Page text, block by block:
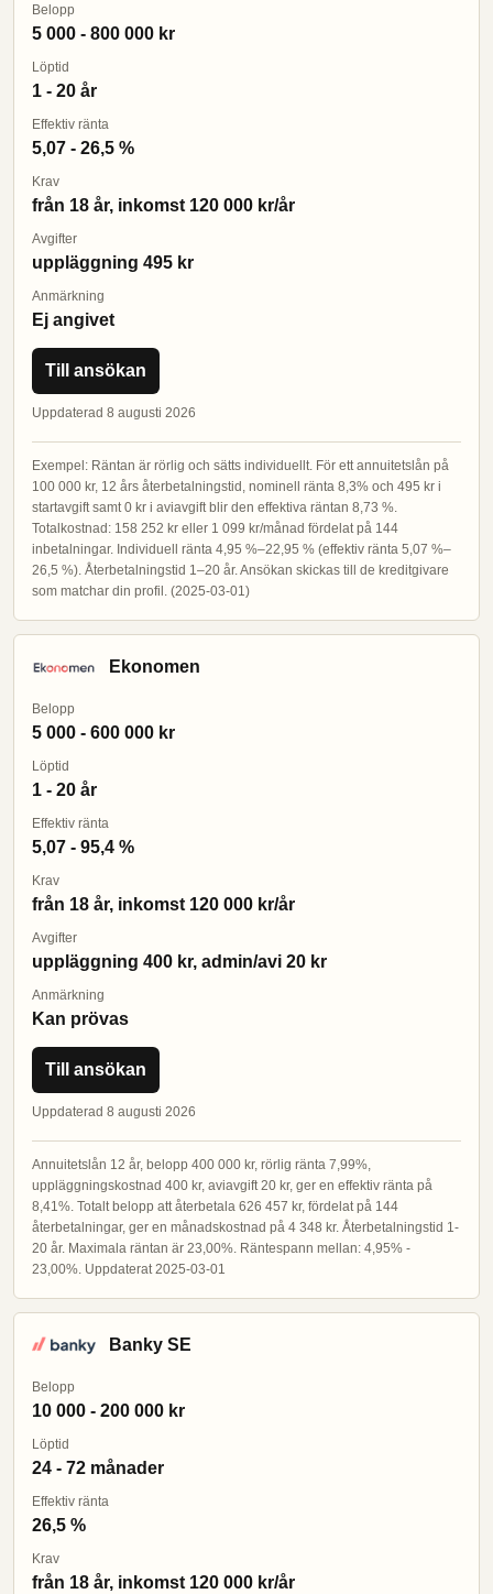
Belopp
5 000 - 800 000 kr
Löptid
1 - 20 år
Effektiv ränta
5,07 - 26,5 %
Krav
från 18 år, inkomst 120 000 kr/år
Avgifter
uppläggning 495 kr
Anmärkning
Ej angivet
Till ansökan
Uppdaterad 8 augusti 2026
Exempel: Räntan är rörlig och sätts individuellt. För ett annuitetslån på
100 000 kr, 12 års återbetalningstid, nominell ränta 8,3% och 495 kr i
startavgift samt 0 kr i aviavgift blir den effektiva räntan 8,73 %.
Totalkostnad: 158 252 kr eller 1 099 kr/månad fördelat på 144
inbetalningar. Individuell ränta 4,95 %–22,95 % (effektiv ränta 5,07 %–
26,5 %). Återbetalningstid 1–20 år. Ansökan skickas till de kreditgivare
som matchar din profil. (2025-03-01)
Ekonomen
Belopp
5 000 - 600 000 kr
Löptid
1 - 20 år
Effektiv ränta
5,07 - 95,4 %
Krav
från 18 år, inkomst 120 000 kr/år
Avgifter
uppläggning 400 kr, admin/avi 20 kr
Anmärkning
Kan prövas
Till ansökan
Uppdaterad 8 augusti 2026
Annuitetslån 12 år, belopp 400 000 kr, rörlig ränta 7,99%,
uppläggningskostnad 400 kr, aviavgift 20 kr, ger en effektiv ränta på
8,41%. Totalt belopp att återbetala 626 457 kr, fördelat på 144
återbetalningar, ger en månadskostnad på 4 348 kr. Återbetalningstid 1-
20 år. Maximala räntan är 23,00%. Räntespann mellan: 4,95% -
23,00%. Uppdaterat 2025-03-01
Banky SE
Belopp
10 000 - 200 000 kr
Löptid
24 - 72 månader
Effektiv ränta
26,5 %
Krav
från 18 år, inkomst 120 000 kr/år